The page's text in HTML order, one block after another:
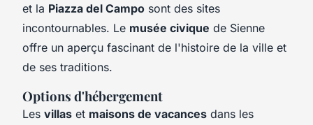
et la Piazza del Campo sont des sites
incontournables. Le musée civique de Sienne
offre un aperçu fascinant de l'histoire de la ville et
de ses traditions.
Options d'hébergement
Les villas et maisons de vacances dans les